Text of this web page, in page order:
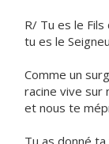
R/ Tu es le Fils
tu es le
Comme un
racine vive
et nous te
Tu as donné